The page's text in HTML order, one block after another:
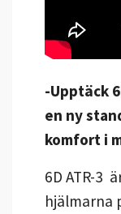
-Upptäck
en ny
komfort i
6D ATR-3
hjälmarna